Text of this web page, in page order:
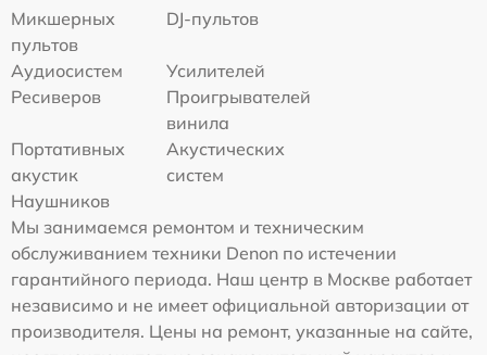
Микшерных
пультов
DJ-пультов
Аудиосистем
Усилителей
Ресиверов
Проигрывателей
винила
Портативных
акустик
Акустических
систем
Наушников
Мы занимаемся ремонтом и техническим
обслуживанием техники Denon по истечении
гарантийного периода. Наш центр в Москве работает
независимо и не имеет официальной авторизации от
производителя. Цены на ремонт, указанные на сайте,